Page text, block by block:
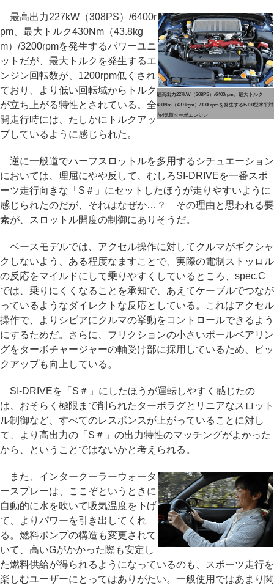
最高出力227kW（308PS）/6400rpm、最大トルク
430Nm（43.8kgm）/3200rpmを発生するEJ20型水平対
向4気筒ターボエンジン
最高出力227kW（308PS）/6400r
pm、最大トルク430Nm（43.8kg
m）/3200rpmを発生するパワーユニ
ットだが、最大トルクを発生するエ
ンジン回転数が、1200rpm低くされ
ており、より低い回転域からトルク
が立ち上がる特性とされている。全
開走行時には、たしかにトルクアッ
プしているように感じられた。
逆に一般道でハーフスロットルを多用するシチュエーション
においては、理屈にやや反して、むしろSI-DRIVEを一番スポ
ーツ走行向きな「S＃」にセットしたほうが走りやすいように
感じられたのだが、それはなぜか…？ その理由と思われる要
素が、スロットル開度の制御にありそうだ。
ベースモデルでは、アクセル操作に対してクルマがギクシャ
クしないよう、ある程度なますことで、実際の電制ストッロル
の反応をマイルドにして乗りやすくしているところ、spec.C
では、乗りにくくなることを承知で、あえてケーブルでつなが
っているようなダイレクトな反応としている。これはアクセル
操作で、よりシビアにクルマの挙動をコントロールできるよう
にするためだ。さらに、フリクションの小さいボールベアリン
グをターボチャージャーの軸受け部に採用しているため、ピッ
クアップも向上している。
SI-DRIVEを「S＃」にしたほうが運転しやすく感じたの
は、おそらく極限まで削られたターボラグとリニアなスロット
ル制御など、すべてのレスポンスが上がっていることに対し
て、より高出力の「S＃」の出力特性のマッチングがよかった
から、ということではないかと考えられる。
また、インタークーラーウォータ
ースプレーは、ここぞというときに
自動的に水を吹いて吸気温度を下げ
て、よりパワーを引き出してくれ
る。燃料ポンプの構造も変更されて
いて、高いGがかかった際も安定し
た燃料供給が得られるようになっているのも、スポーツ走行を
楽しむユーザーにとってはありがたい。一般使用ではあまり関